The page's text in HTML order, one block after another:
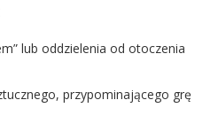
lub oddzielenia od otoczenia
przypominającego grę